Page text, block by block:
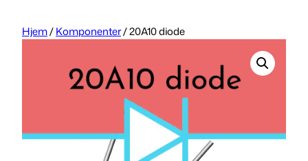
Hjem/Komponenter/ 20A10 diode